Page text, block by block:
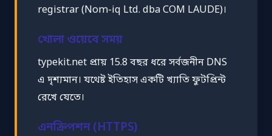
registrar (Nom-iq Ltd. dba COM LAUDE)।
খোলা ওয়েবে সময়
typekit.net প্রায় 15.8 বছর ধরে সর্বজনীন DNS
এ দৃশ্যমান। যথেষ্ট ইতিহাস একটি খ্যাতি ফুটপ্রিন্ট
রেখে যেতে।
এনক্রিপশন (HTTPS)